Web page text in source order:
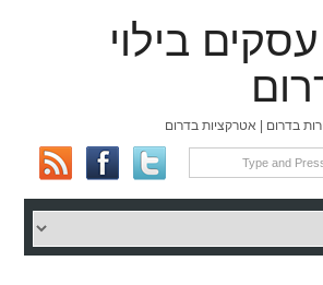
בילוי
בדרום | אטרקציות בדרום